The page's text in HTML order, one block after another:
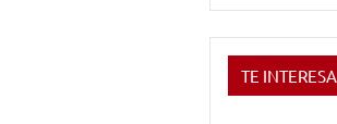
TE INTERESA